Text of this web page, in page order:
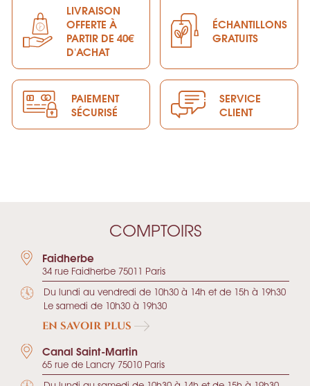
LIVRAISON
OFFERTE À
PARTIR DE 40€
D'ACHAT
ÉCHANTILLONS
GRATUITS
PAIEMENT
SÉCURISÉ
SERVICE
CLIENT
COMPTOIRS
Faidherbe
34 rue Faidherbe 75011 Paris
Du lundi au vendredi de 10h30 à 14h et de 15h à 19h30
Le samedi de 10h30 à 19h30
EN SAVOIR PLUS
Canal Saint-Martin
65 rue de Lancry 75010 Paris